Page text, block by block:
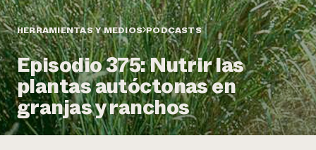
Informes anuales y financieros
Historias de impacto
Informe de
impacto 2024
LEER EL INFORME
Latinos en la agricultura
Sistemas alimentarios locales
Agricultura urbana
Las mujeres en la agricultura
Evento anual de reciclaje de productos electrónicos
Blog
Podcasts
Publicaciones
Cursos cortos
Vídeos
Asociaciones empresariales
Donar
Donaciones planificadas
Boletín
Consultas de los medios de comunicación
HERRAMIENTAS Y MEDIOS PODCASTS
Episodio 375: Nutrir las
plantas autóctonas en
granjas y ranchos